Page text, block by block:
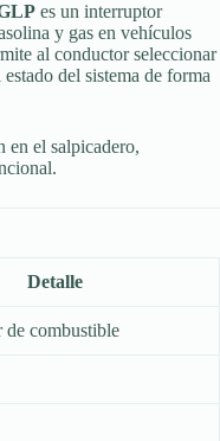
es un interruptor
y gas en vehículos
al conductor seleccionar
del sistema de forma
en el salpicadero,
Detalle
de combustible